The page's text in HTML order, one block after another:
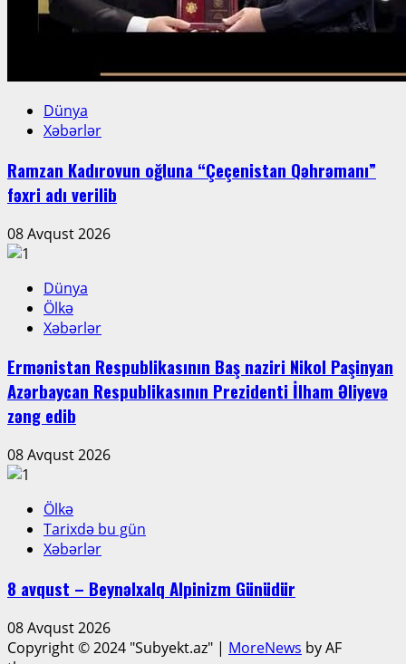
Dünya
Xəbərlər
Ramzan Kadırovun oğluna “Çeçenistan Qəhrəmanı”
fəxri adı verilib
08 Avqust 2026
Dünya
Ölkə
Xəbərlər
Ermənistan Respublikasının Baş naziri Nikol Paşinyan
Azərbaycan Respublikasının Prezidenti İlham Əliyevə
zəng edib
08 Avqust 2026
Ölkə
Tarixdə bu gün
Xəbərlər
8 avqust – Beynəlxalq Alpinizm Günüdür
08 Avqust 2026
Copyright © 2024 "Subyekt.az" | MoreNews by AF